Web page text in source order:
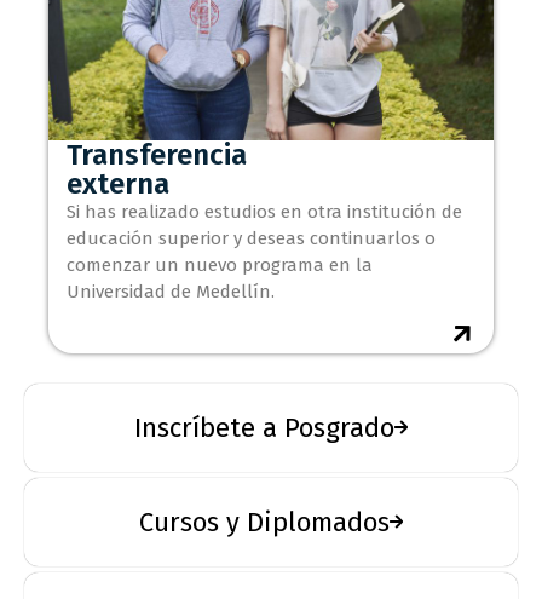
Inscríbete a Posgrado
Cursos y Diplomados
Transferencia
externa
Si has realizado estudios en otra institución de
educación superior y deseas continuarlos o
comenzar un nuevo programa en la
Universidad de Medellín.